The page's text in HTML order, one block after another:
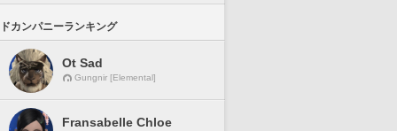
カンパニーランキング
Ot Sad
Gungnir [Elemental]
Fransabelle Chloe